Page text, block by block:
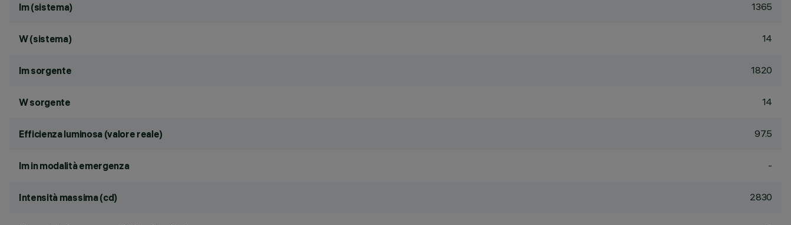
lm (sistema) 1365
W (sistema) 14
lm sorgente 1820
W sorgente 14
Efficienza luminosa (valore reale) 97.5
lm in modalità emergenza -
Intensità massima (cd) 2830